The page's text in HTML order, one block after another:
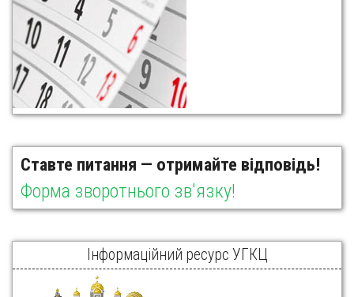
Ставте питання — отримайте відповідь!
Форма зворотнього зв'язку!
Інформаційний ресурс УГКЦ